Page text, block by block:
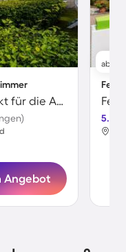
Apartment mit Sauna | Perfekt für die Arbeit von Zuhause
Angebot
ab
5.0